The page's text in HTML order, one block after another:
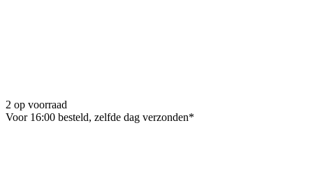
2 op voorraad
Voor 16:00 besteld, zelfde dag verzonden*